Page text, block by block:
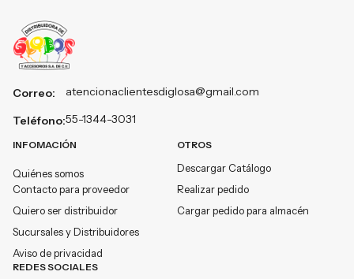
Correo:
Teléfono:
atencionaclientesdiglosa@gmail.com
55-1344-3031
INFOMACIÓN
Quiénes somos
Contacto para proveedor
Quiero ser distribuidor
Sucursales y Distribuidores
Aviso de privacidad
OTROS
Descargar Catálogo
Realizar pedido
Cargar pedido para almacén
REDES SOCIALES